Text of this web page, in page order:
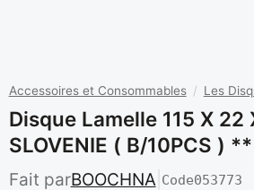
Accessoires et Consommables / Les
Disque Lamelle 115 X 22
SLOVENIE ( B/10PCS )
Fait parBOOCHNA| Code053773